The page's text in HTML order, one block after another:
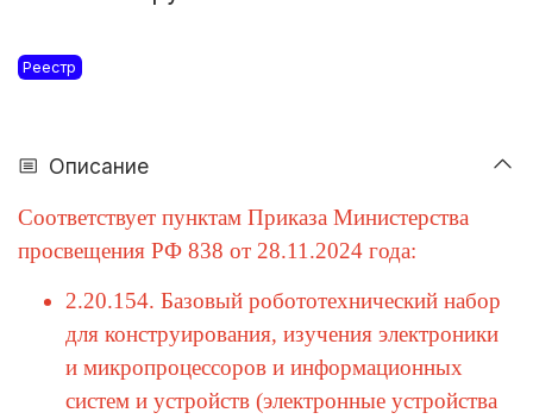
Реестр
Описание
Соответствует пунктам Приказа Министерства
просвещения РФ 838 от 28.11.2024 года:
2.20.154. Базовый робототехнический набор
для конструирования, изучения электроники
и микропроцессоров и информационных
систем и устройств (электронные устройства